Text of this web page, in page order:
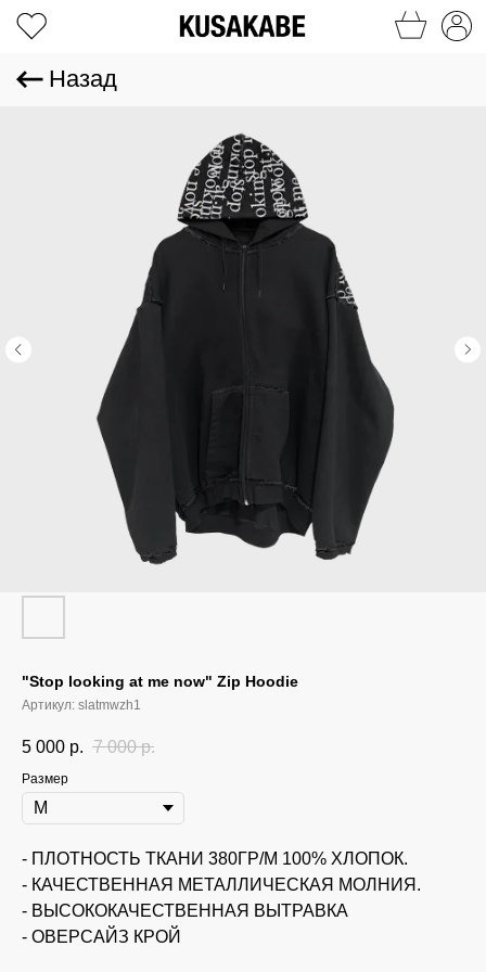
"Stop looking at me now" Zip Hoodie
Артикул: slatmwzh1
5 000 р. 7 000 р.
Размер
- ПЛОТНОСТЬ ТКАНИ 380ГР/М 100% ХЛОПОК.
- КАЧЕСТВЕННАЯ МЕТАЛЛИЧЕСКАЯ МОЛНИЯ.
- ВЫСОКОКАЧЕСТВЕННАЯ ВЫТРАВКА
- ОВЕРСАЙЗ КРОЙ
KUSAKABE 2024